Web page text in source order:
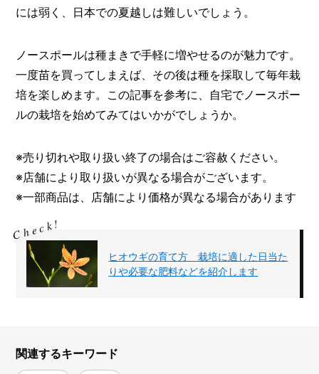
には弱く、日本での夏越しは難しいでしょう。
ノースポールは種まきで手軽に増やせるのが魅力です。
一度苗を買ってしまえば、その後は種を採取して毎年栽
培を楽しめます。この記事を参考に、自宅でノースポー
ルの栽培を始めてみてはいかがでしょうか。
※売り切れや取り扱い終了の場合はご容赦ください。
※店舗により取り扱いが異なる場合がございます。
※一部商品は、店舗により価格が異なる場合があります
ヒオウギの育て方 栽培に適した日当た
りや必要な肥料などを紹介します
関連するキーワード